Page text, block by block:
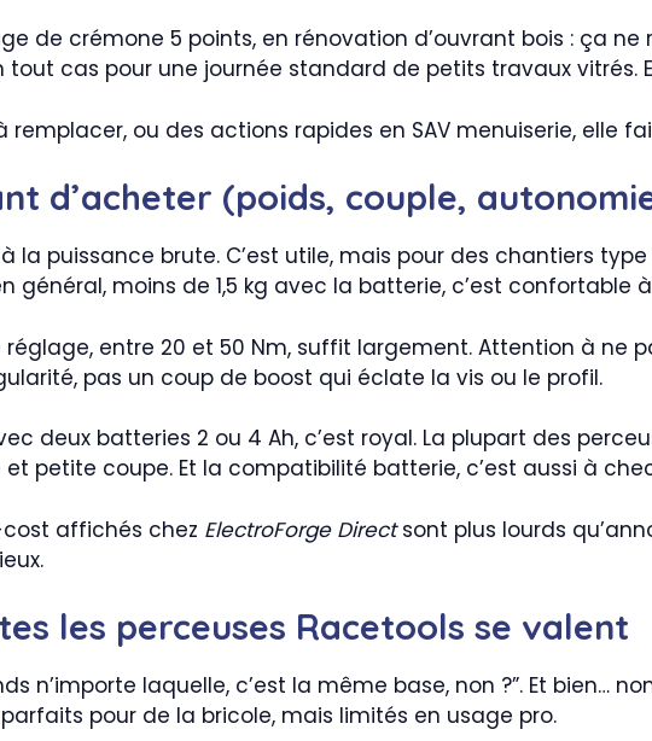
de crémone 5 points, en rénovation d’ouvrant bois : ça
tout cas pour une journée standard de petits travaux
ou des actions rapides en SAV menuiserie, elle
d’acheter (poids, couple,
puissance brute. C’est utile, mais pour des chantiers
général, moins de 1,5 kg avec la batterie, c’est confortable
réglage, entre 20 et 50 Nm, suffit largement. Attention à
pas un coup de boost qui éclate la vis ou le profil.
deux batteries 2 ou 4 Ah, c’est royal. La plupart des
petite coupe. Et la compatibilité batterie, c’est aussi à
affichés chez ElectroForge Directsont plus lourds
les perceuses Racetools se valent
n’importe laquelle, c’est la même base, non ?”. Et bien…
pour de la bricole, mais limités en usage pro.